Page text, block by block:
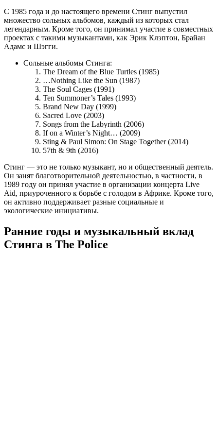
С 1985 года и до настоящего времени Стинг выпустил
множество сольных альбомов, каждый из которых стал
легендарным. Кроме того, он принимал участие в совместных
проектах с такими музыкантами, как Эрик Клэптон, Брайан
Адамс и Шэгги.
Сольные альбомы Стинга:
The Dream of the Blue Turtles (1985)
…Nothing Like the Sun (1987)
The Soul Cages (1991)
Ten Summoner’s Tales (1993)
Brand New Day (1999)
Sacred Love (2003)
Songs from the Labyrinth (2006)
If on a Winter’s Night… (2009)
Sting & Paul Simon: On Stage Together (2014)
57th & 9th (2016)
Стинг — это не только музыкант, но и общественный деятель.
Он занят благотворительной деятельностью, в частности, в
1989 году он принял участие в организации концерта Live
Aid, приуроченного к борьбе с голодом в Африке. Кроме того,
он активно поддерживает разные социальные и
экологические инициативы.
Ранние годы и музыкальный вклад
Стинга в The Police